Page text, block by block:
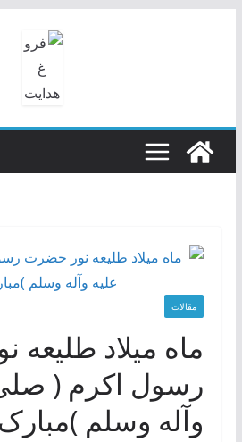
مقالات
ماه میلاد
رسول اکرم ( صلی
وآله وسلم )مبارک